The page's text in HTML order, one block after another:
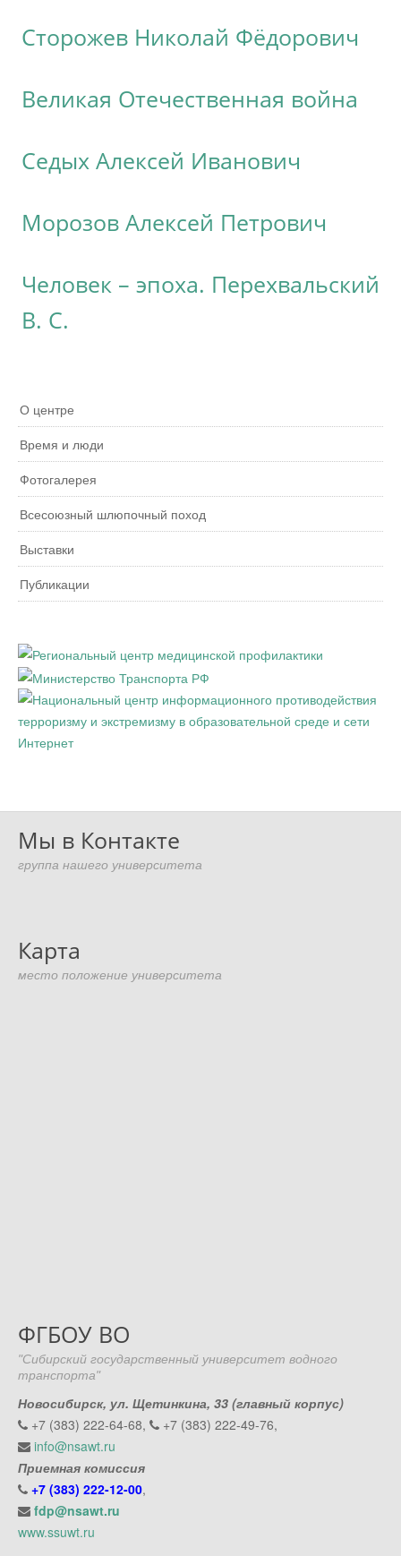
Сторожев Николай Фёдорович
Великая Отечественная война
Седых Алексей Иванович
Морозов Алексей Петрович
Человек – эпоха. Перехвальский
В. С.
О центре
Время и люди
Фотогалерея
Всесоюзный шлюпочный поход
Выставки
Публикации
Мы в Контакте
группа нашего университета
Карта
место положение университета
ФГБОУ ВО
"Сибирский государственный университет водного
транспорта"
Новосибирск, ул. Щетинкина, 33 (главный корпус)
+7 (383) 222-64-68,
+7 (383) 222-49-76,
info@nsawt.ru
Приемная комиссия
+7 (383) 222-12-00,
fdp@nsawt.ru
www.ssuwt.ru